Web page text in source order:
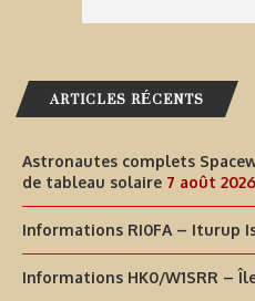
ARTICLES RÉCENTS
Astronautes complets
de tableau solaire 7 août 2026
Informations RI0FA – Iturup
Informations HK0/W1SRR –